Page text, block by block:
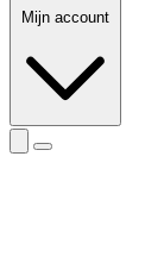
Mijn account